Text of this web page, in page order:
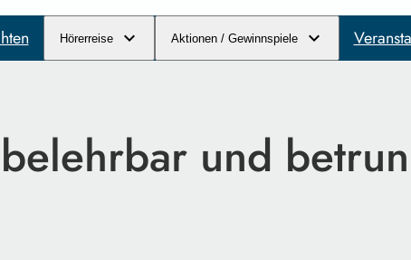
Hörerreise Aktionen / Gewinnspiele
und